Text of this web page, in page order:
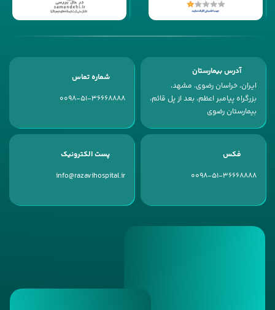
آدرس بیمارستان
ایران، خراسان رضوی، مشهد،
بزرگراه پیامبر اعظم، بعد از پل قائم،
بیمارستان رضوی
شماره تماس
0098-51-36668888
فکس
0098-51-36668888
پست الکترونیک
info@razavihospital.ir